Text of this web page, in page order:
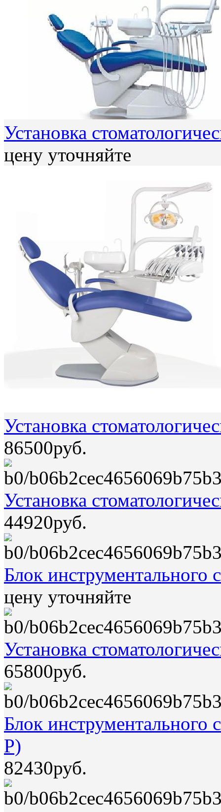
Установка
цену уточняйте
Установка
86500руб.
Установка
44920руб.
Блок инструментального
цену уточняйте
Установка
65800руб.
Блок инструментального
P)
82430руб.